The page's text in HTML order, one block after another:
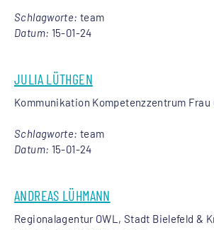
Schlagworte: team
Datum: 15-01-24
JULIA LÜTHGEN
Kommunikation Kompetenzzentrum Frau
Schlagworte: team
Datum: 15-01-24
ANDREAS LÜHMANN
Regionalagentur OWL, Stadt Bielefeld &